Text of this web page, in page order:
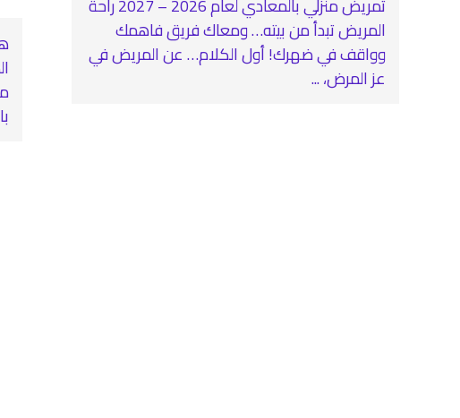
المريض تبدأ من بيته… ومعاك فريق فاهمك
وواقف في ضهرك! أول الكلام… عن المريض في
عز المرض، ...